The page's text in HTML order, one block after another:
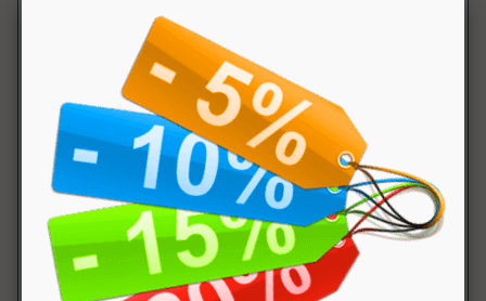
Tabella Nutrizionale
Componente
100
Gr.
dose
(50g)
NRV
Kcal 185kcal
Grassi 3.15g